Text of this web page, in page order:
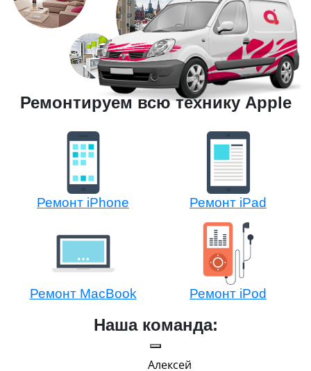
Ремонтируем всю технику Apple
Ремонт iPhone Ремонт iPad
Ремонт MacBook Ремонт iPod
Наша команда: